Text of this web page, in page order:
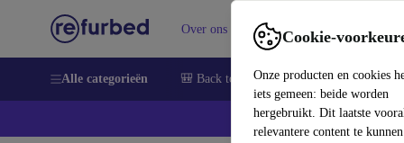
Cookie-
Onze producten en cookies
iets gemeen: beide worden
hergebruikt. Dit laatste
relevantere content te
Over ons Verkopen Support
Alle categorieën 🎒 Back to school Smartphones